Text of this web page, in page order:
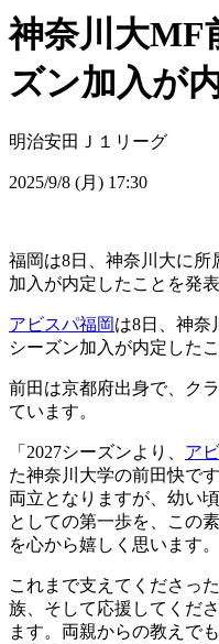
神奈川大MF
ズン加入が
明治安田Ｊ１リーグ
2025/9/8 (月) 17:30
福岡は8日、神奈川大に所
加入が内定したことを発
アビスパ福岡は8日、神奈
シーズン加入が内定した
前田は京都府出身で、ク
ています。
「2027シーズンより、 ア
た神奈川大学の前田快で
両立となりますが、幼い
としての第一歩を、この
を心から嬉しく思います。
これまで支えてくださっ
族、そして応援してくだ
ます。両親からの教えで